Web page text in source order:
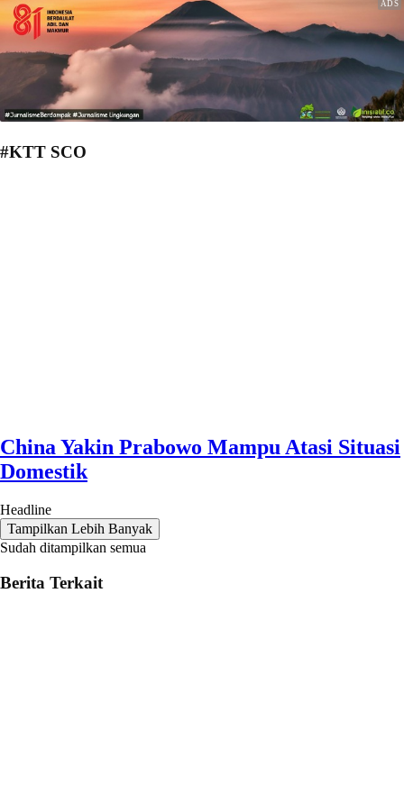
#KTT SCO
China Yakin Prabowo Mampu Atasi Situasi
Domestik
Headline
Tampilkan Lebih Banyak
Sudah ditampilkan semua
Berita Terkait